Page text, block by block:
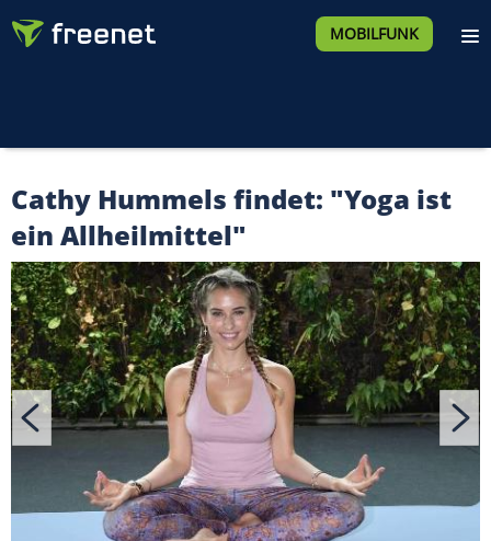
MOBILFUNK
Cathy Hummels findet: "Yoga ist
ein Allheilmittel"